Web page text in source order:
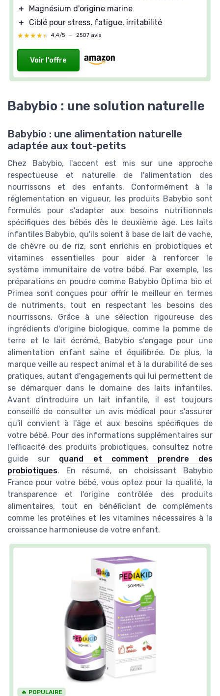
＋
Magnésium d'origine marine
＋
Ciblé pour stress, fatigue, irritabilité
★★★★★
★★★★★ 4,4/5 — 2507 avis
Voir l'offre
Babybio : une solution naturelle
Babybio : une alimentation naturelle
adaptée aux tout-petits
Chez Babybio, l'accent est mis sur une approche
respectueuse et naturelle de l'alimentation des
nourrissons et des enfants. Conformément à la
réglementation en vigueur, les produits Babybio sont
formulés pour s'adapter aux besoins nutritionnels
spécifiques des bébés dès le deuxième âge. Les laits
infantiles Babybio, qu'ils soient à base de lait de vache,
de chèvre ou de riz, sont enrichis en probiotiques et
vitamines essentielles pour aider à renforcer le
système immunitaire de votre bébé. Par exemple, les
préparations en poudre comme Babybio Optima bio et
Primea sont conçues pour offrir le meilleur en termes
de nutriments, tout en respectant les besoins des
nourrissons. Grâce à une sélection rigoureuse des
ingrédients d'origine biologique, comme la pomme de
terre et le lait écrémé, Babybio s'engage pour une
alimentation enfant saine et équilibrée. De plus, la
marque veille au respect animal et à la durabilité de ses
pratiques, autant d'engagements qui lui permettent de
se démarquer dans le domaine des laits infantiles.
Avant d'introduire un lait infantile, il est toujours
conseillé de consulter un avis médical pour s'assurer
qu'il convient à l'âge et aux besoins spécifiques de
votre bébé. Pour des informations supplémentaires sur
l'efficacité des produits probiotiques, consultez notre
guide sur quand et comment prendre des
probiotiques. En résumé, en choisissant Babybio
France pour votre bébé, vous optez pour la qualité, la
transparence et l'origine contrôlée des produits
alimentaires, tout en bénéficiant de compléments
comme les protéines et les vitamines nécessaires à la
croissance harmonieuse de votre enfant.
🔥 POPULAIRE